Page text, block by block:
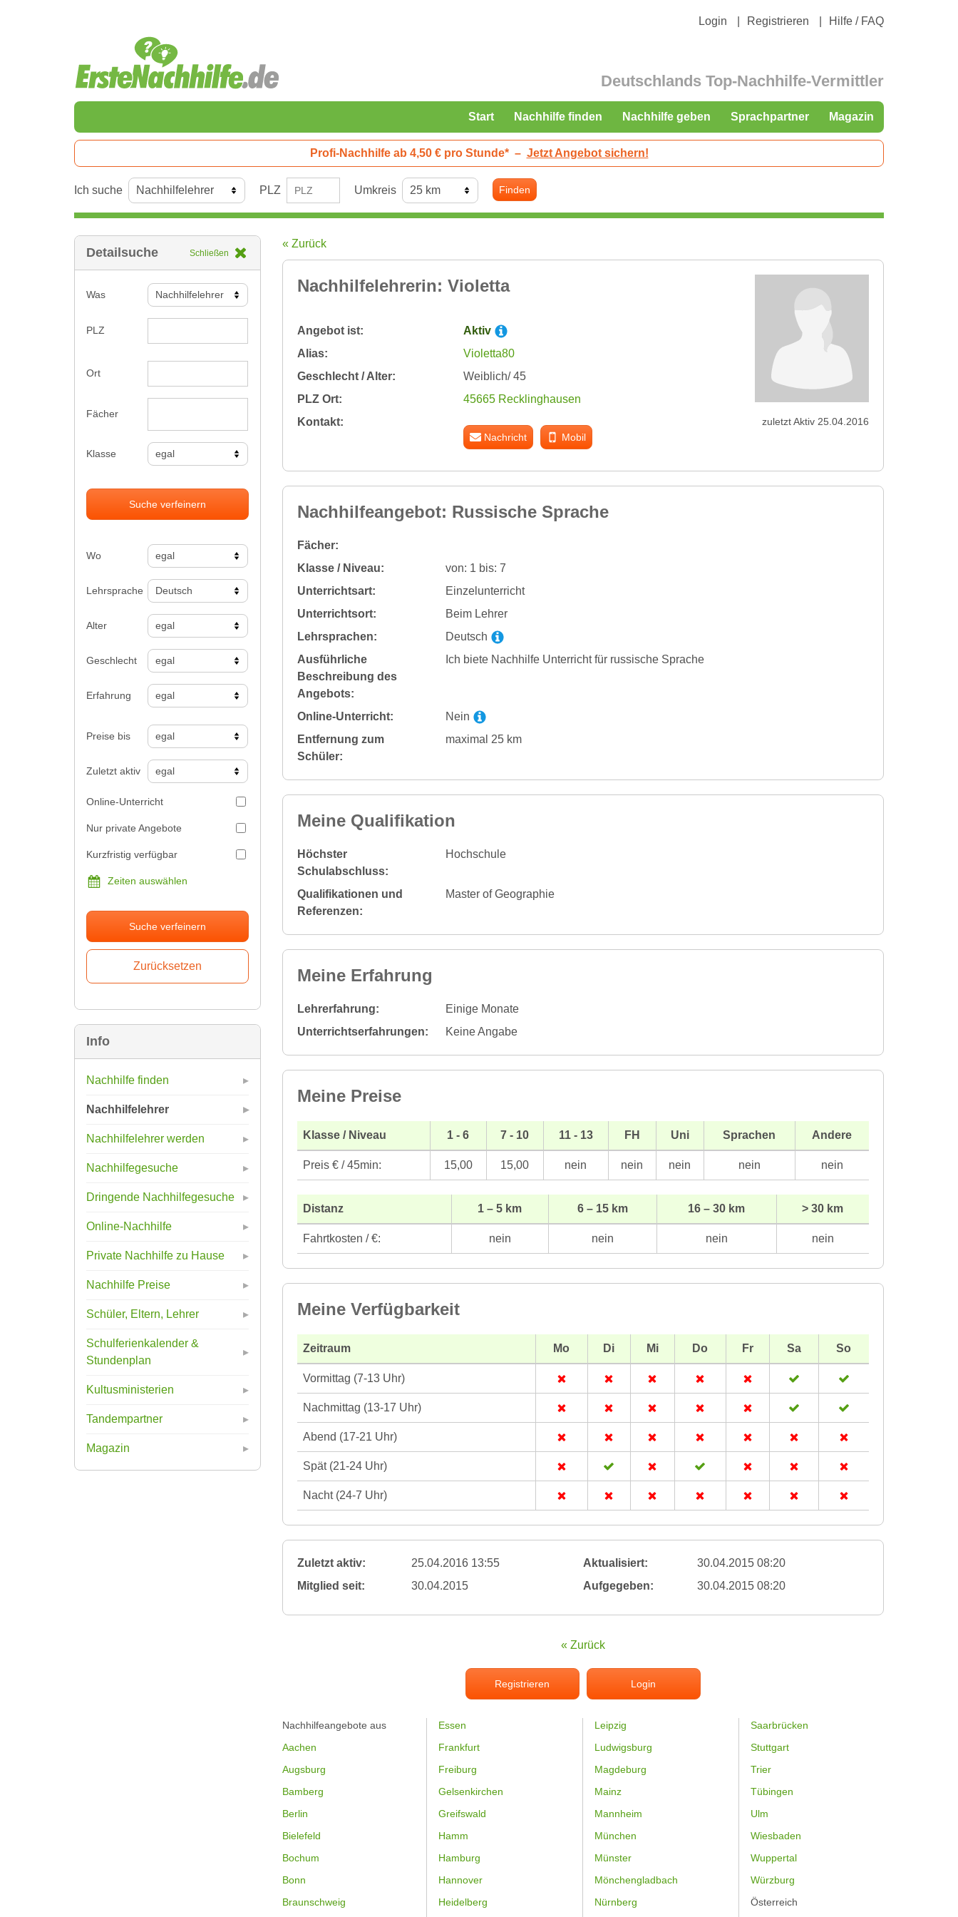
Login Registrieren Hilfe / FAQ
Deutschlands Top-Nachhilfe-Vermittler
Start Nachhilfe finden Nachhilfe geben Sprachpartner Magazin
Profi-Nachhilfe ab 4,50 € pro Stunde* – Jetzt Angebot sichern!
Ich suche PLZ Umkreis Finden
Detailsuche Schließen
Was
PLZ
Ort
Fächer
Klasse
Suche verfeinern
Wo
Lehrsprache
Alter
Geschlecht
Erfahrung
Preise bis
Zuletzt aktiv
Online-Unterricht
Nur private Angebote
Kurzfristig verfügbar
Zeiten auswählen
Suche verfeinern
Info
Nachhilfe finden
Nachhilfelehrer
Nachhilfelehrer werden
Nachhilfegesuche
Dringende Nachhilfegesuche
Online-Nachhilfe
Private Nachhilfe zu Hause
Nachhilfe Preise
Schüler, Eltern, Lehrer
Schulferienkalender &
Stundenplan
Kultusministerien
Tandempartner
Magazin
« Zurück
Nachhilfelehrerin: Violetta
Angebot ist:
Aktiv
Alias:
Violetta80
Geschlecht / Alter:
Weiblich/ 45
PLZ Ort:
45665 Recklinghausen
Kontakt:
Nachricht Mobil
zuletzt Aktiv 25.04.2016
Nachhilfeangebot: Russische Sprache
Fächer:
Klasse / Niveau:
von: 1 bis: 7
Unterrichtsart:
Einzelunterricht
Unterrichtsort:
Beim Lehrer
Lehrsprachen:
Deutsch
Ausführliche
Beschreibung des
Angebots:
Ich biete Nachhilfe Unterricht für russische Sprache
Online-Unterricht:
Nein
Entfernung zum
Schüler:
maximal 25 km
Meine Qualifikation
Höchster
Schulabschluss:
Hochschule
Qualifikationen und
Referenzen:
Master of Geographie
Meine Erfahrung
Lehrerfahrung:
Einige Monate
Unterrichtserfahrungen:
Keine Angabe
Meine Preise
Klasse / Niveau 1 - 6 7 - 10 11 - 13 FH Uni Sprachen Andere
Preis € / 45min: 15,00 15,00 nein nein nein nein nein
Distanz 1 – 5 km 6 – 15 km 16 – 30 km > 30 km
Fahrtkosten / €: nein nein nein nein
Meine Verfügbarkeit
Zeitraum Mo Di Mi Do Fr Sa So
Vormittag (7-13 Uhr)
Nachmittag (13-17 Uhr)
Abend (17-21 Uhr)
Spät (21-24 Uhr)
Nacht (24-7 Uhr)
Zuletzt aktiv: 25.04.2016 13:55 Aktualisiert:
30.04.2015 08:20
Mitglied seit:
30.04.2015 Aufgegeben: 30.04.2015 08:20
« Zurück
Registrieren Login
Nachhilfeangebote aus
Aachen
Augsburg
Bamberg
Berlin
Bielefeld
Bochum
Bonn
Braunschweig
Essen
Frankfurt
Freiburg
Gelsenkirchen
Greifswald
Hamm
Hamburg
Hannover
Heidelberg
Leipzig
Ludwigsburg
Magdeburg
Mainz
Mannheim
München
Münster
Mönchengladbach
Nürnberg
Saarbrücken
Stuttgart
Trier
Tübingen
Ulm
Wiesbaden
Wuppertal
Würzburg
Österreich